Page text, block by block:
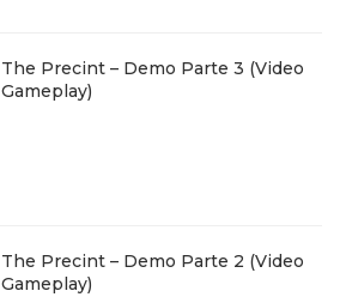
The Precint – Demo Parte 3 (Video
Gameplay)
The Precint – Demo Parte 2 (Video
Gameplay)